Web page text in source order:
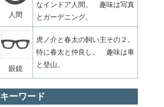
人間
なインドア人間。 趣味は写真
とガーデニング。
眼鏡
虎ノ介と春太の飼い主その２。
特に春太と仲良し。 趣味は車
と登山。
キーワード